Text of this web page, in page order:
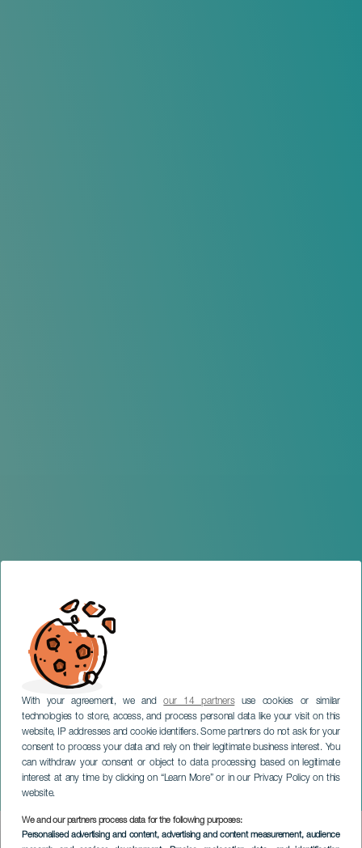
With your agreement, we andour 14 partnersuse cookies or similar
technologies to store, access, and process personal data like your visit on this
website, IP addresses and cookie identifiers. Some partners do not ask for your
consent to process your data and rely on their legitimate business interest. You
can withdraw your consent or object to data processing based on legitimate
interest at any time by clicking on “Learn More” or in our Privacy Policy on this
website.
We and our partners process data for the following purposes:
Personalised advertising and content, advertising and content measurement, audience
Cangrejos Albinos: Quique
Dacosta
LANZAROTE
Imagen